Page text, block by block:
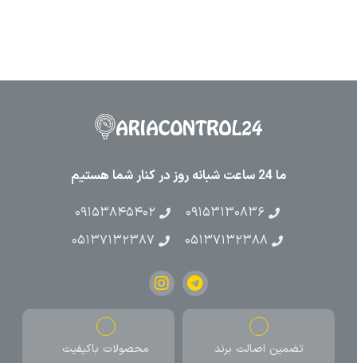
ما 24 ساعت شبانه روز در کنار شما هستیم
۰۹۱۵۳۱۳۰۸۳۶
۰۹۱۵۳۸۴۵۴۰۲
۰۵۱۳۷۱۳۲۳۸۸
۰۵۱۳۷۱۳۲۳۸۷
تضمین اصالت برند محصولات باکیفیت